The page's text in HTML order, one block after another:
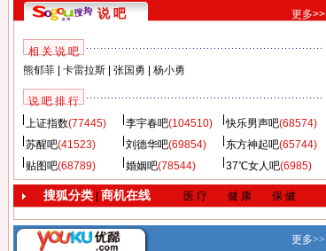
说 吧 更多>>
相 关 说 吧
熊郁菲| 卡雷拉斯| 张国勇 杨小勇
说 吧 排 行
上证指数(77445) 李宇春吧(104510) 快乐男声吧(68574)
苏醒吧(41523) 刘德华吧(69854) 东方神起吧(65744)
贴图吧(68789) 婚姻吧(78544) 37℃女人吧(6985)
搜狐分类| 商机在线 医 疗 健 康 保 健